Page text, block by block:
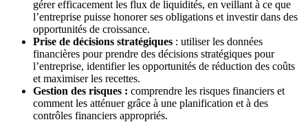
gérer efficacement les flux de liquidités, en veillant à ce que
l’entreprise puisse honorer ses obligations et investir dans des
opportunités de croissance.
Prise de décisions stratégiques : utiliser les données
financières pour prendre des décisions stratégiques pour
l’entreprise, identifier les opportunités de réduction des coûts
et maximiser les recettes.
Gestion des risques : comprendre les risques financiers et
comment les atténuer grâce à une planification et à des
contrôles financiers appropriés.